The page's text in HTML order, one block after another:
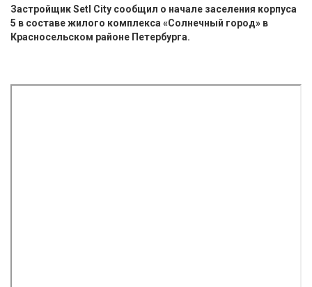
Застройщик Setl City сообщил о начале заселения корпуса
5 в составе жилого комплекса «Солнечный город» в
Красносельском районе Петербурга.